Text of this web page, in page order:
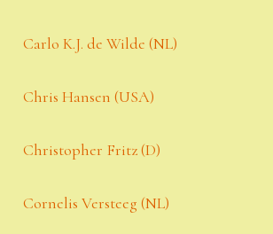
Carlo K.J. de Wilde (NL)
Chris Hansen (USA)
Christopher Fritz (D)
Cornelis Versteeg (NL)